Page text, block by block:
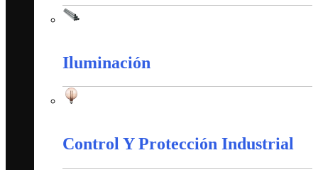
Iluminación
Control Y Protección Industrial